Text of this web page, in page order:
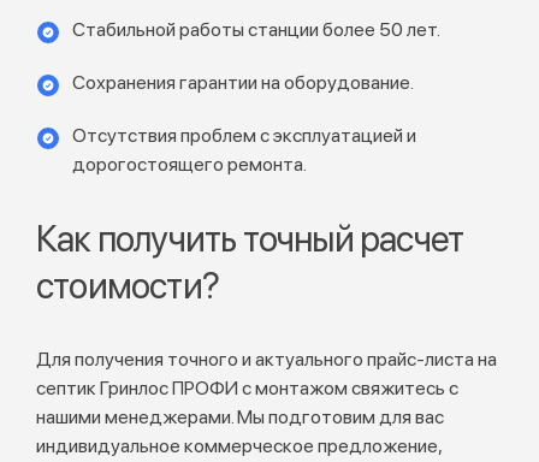
Стабильной работы станции более 50 лет.
Сохранения гарантии на оборудование.
Отсутствия проблем с эксплуатацией и
дорогостоящего ремонта.
Как получить точный расчет
стоимости?
Для получения точного и актуального прайс-листа на
септик Гринлос ПРОФИ с монтажом свяжитесь с
нашими менеджерами. Мы подготовим для вас
индивидуальное коммерческое предложение,